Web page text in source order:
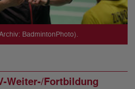
BadmintonPhoto).
Weiter-/Fortbildung